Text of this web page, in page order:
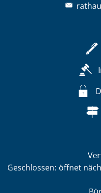
Klicken, um weitere
Geschlossen: öffnet